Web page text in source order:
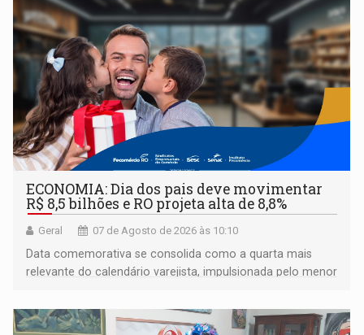
ECONOMIA: Dia dos pais deve movimentar
R$ 8,5 bilhões e RO projeta alta de 8,8%
Geral 07 de Agosto de 2026 às 10:10
Data comemorativa se consolida como a quarta mais
relevante do calendário varejista, impulsionada pelo menor
média do trabalhador